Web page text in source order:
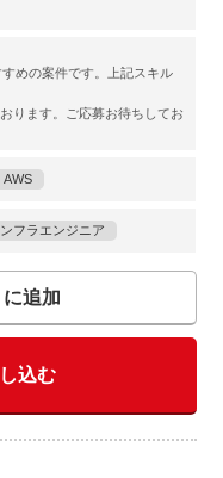
めの案件です。上記スキル
ります。ご応募お待ちしてお
AWS
フラエンジニア
追加
込む